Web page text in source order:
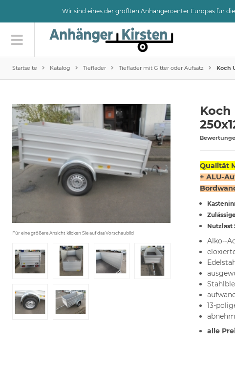
Wir sind eines der größten Anhängercenter Europas für
Startseite Katalog Tieflader Tieflader mit Gitter oder Aufsatz Koch
Für eine größere Ansicht klicken Sie auf das Vorschaubild
Qualität
+ ALU-
Nutzlast
Alko--
13-
alle